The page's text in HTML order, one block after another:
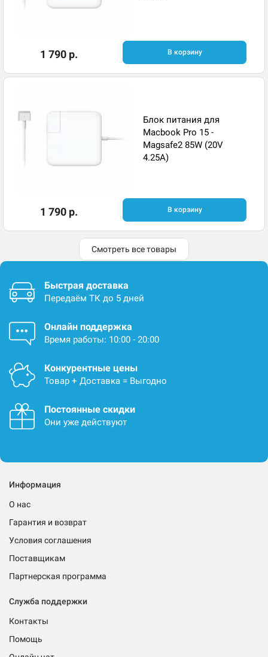
1 790 р. В корзину
Блок питания для
Macbook Pro 15 -
Magsafe2 85W (20V
4.25A)
1 790 р. В корзину
Смотреть все товары
Быстрая доставка
Передаём ТК до 5 дней
Онлайн поддержка
Время работы: 10:00 - 20:00
Конкурентные цены
Товар + Доставка = Выгодно
Постоянные скидки
Они уже действуют
Информация
О нас
Гарантия и возврат
Условия соглашения
Поставщикам
Партнерская программа
Служба поддержки
Контакты
Помощь